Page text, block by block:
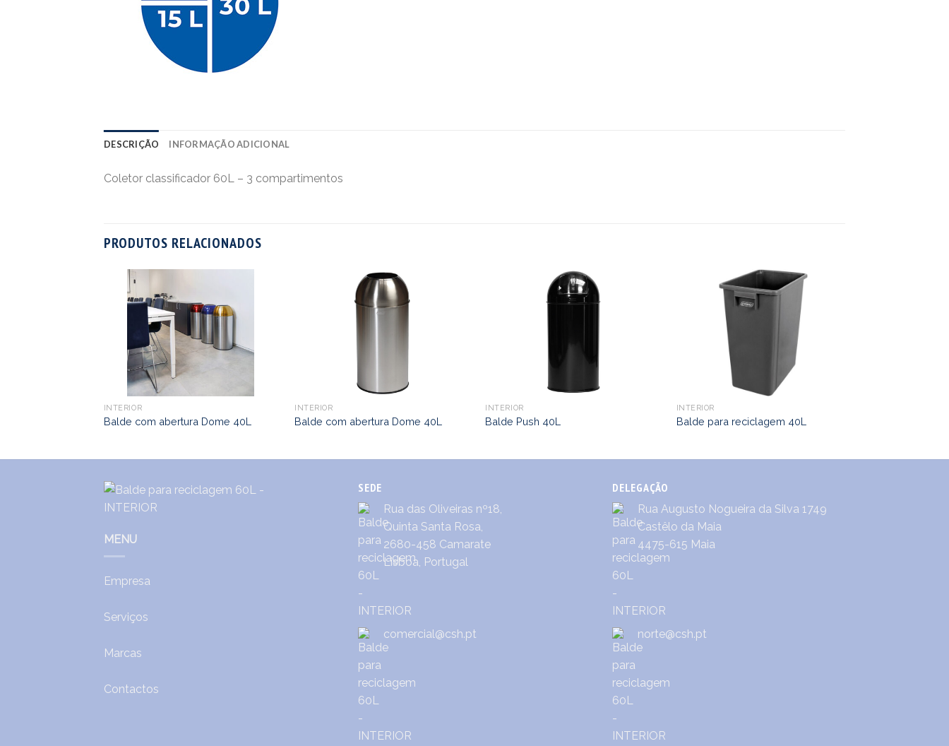
DESCRIÇÃO INFORMAÇÃO ADICIONAL
Coletor classificador 60L – 3 compartimentos
PRODUTOS RELACIONADOS
INTERIOR
Balde com abertura Dome 40L
INTERIOR
Balde com abertura Dome 40L
INTERIOR
Balde Push 40L
INTERIOR
Balde para reciclagem 40L
MENU
Empresa
Serviços
Marcas
Contactos
SEDE
Rua das Oliveiras nº18,
Quinta Santa Rosa,
2680-458 Camarate
Lisboa, Portugal
comercial@csh.pt
DELEGAÇÃO
Rua Augusto Nogueira da Silva 1749
Castêlo da Maia
4475-615 Maia
norte@csh.pt